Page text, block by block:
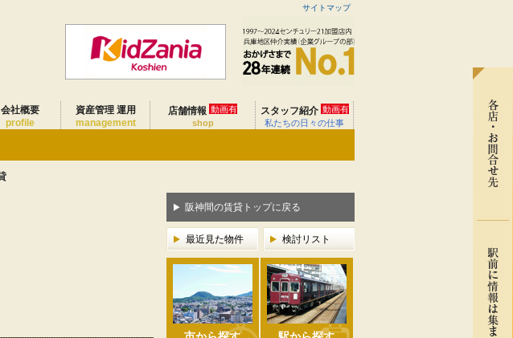
サイトマップ
会社概要
profile
資産管理 運用
management
店舗情報 動画有
shop
スタッフ紹介 動画有
私たちの日々の仕事
阪神間の賃貸トップに戻る
最近見た物件 検討リスト